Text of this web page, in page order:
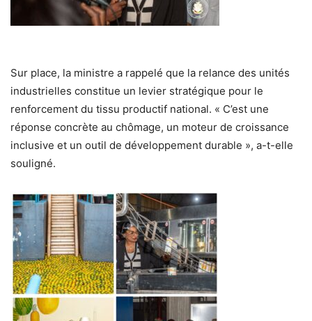
Sur place, la ministre a rappelé que la relance des unités
industrielles constitue un levier stratégique pour le
renforcement du tissu productif national. « C’est une
réponse concrète au chômage, un moteur de croissance
inclusive et un outil de développement durable », a-t-elle
souligné.